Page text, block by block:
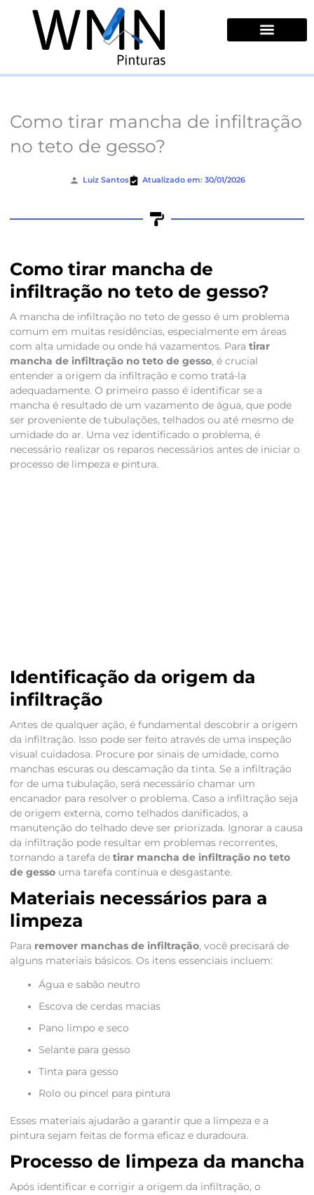
conteúdo
Como tirar mancha de infiltração
no teto de gesso?
Luiz Santos Atualizado em: 30/01/2026
Como tirar mancha de
infiltração no teto de gesso?
A mancha de infiltração no teto de gesso é um problema
comum em muitas residências, especialmente em áreas
com alta umidade ou onde há vazamentos. Para tirar
mancha de infiltração no teto de gesso, é crucial
entender a origem da infiltração e como tratá-la
adequadamente. O primeiro passo é identificar se a
mancha é resultado de um vazamento de água, que pode
ser proveniente de tubulações, telhados ou até mesmo de
umidade do ar. Uma vez identificado o problema, é
necessário realizar os reparos necessários antes de iniciar o
processo de limpeza e pintura.
Identificação da origem da
infiltração
Antes de qualquer ação, é fundamental descobrir a origem
da infiltração. Isso pode ser feito através de uma inspeção
visual cuidadosa. Procure por sinais de umidade, como
manchas escuras ou descamação da tinta. Se a infiltração
for de uma tubulação, será necessário chamar um
encanador para resolver o problema. Caso a infiltração seja
de origem externa, como telhados danificados, a
manutenção do telhado deve ser priorizada. Ignorar a causa
da infiltração pode resultar em problemas recorrentes,
tornando a tarefa de tirar mancha de infiltração no teto
de gessouma tarefa contínua e desgastante.
Materiais necessários para a
limpeza
Para remover manchas de infiltração, você precisará de
alguns materiais básicos. Os itens essenciais incluem:
Água e sabão neutro
Escova de cerdas macias
Pano limpo e seco
Selante para gesso
Tinta para gesso
Rolo ou pincel para pintura
Esses materiais ajudarão a garantir que a limpeza e a
pintura sejam feitas de forma eficaz e duradoura.
Processo de limpeza da mancha
Após identificar e corrigir a origem da infiltração, o